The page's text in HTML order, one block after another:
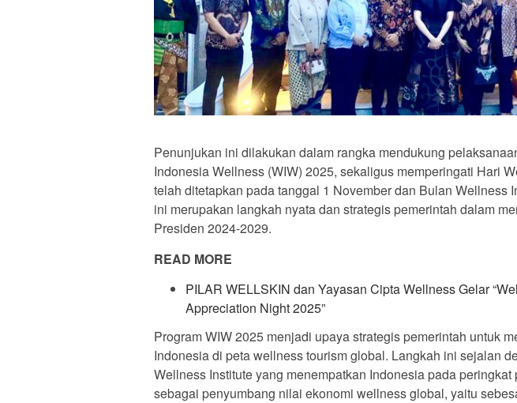
Penunjukan ini dilakukan dalam rangka mendukung
Indonesia Wellness (WIW) 2025, sekaligus memperingati Hari
telah ditetapkan pada tanggal 1 November dan Bulan Wellness
ini merupakan langkah nyata dan strategis pemerintah dalam
Presiden 2024-2029.
READ MORE
PILAR WELLSKIN dan Yayasan Cipta Wellness Gelar
Appreciation Night 2025”
Program WIW 2025 menjadi upaya strategis pemerintah untuk
Indonesia di peta wellness tourism global. Langkah ini sejalan
Wellness Institute yang menempatkan Indonesia pada peringkat
sebagai penyumbang nilai ekonomi wellness global, yaitu